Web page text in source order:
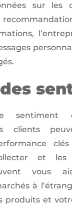
sur les
le
clients
et les
vous
à
produits et